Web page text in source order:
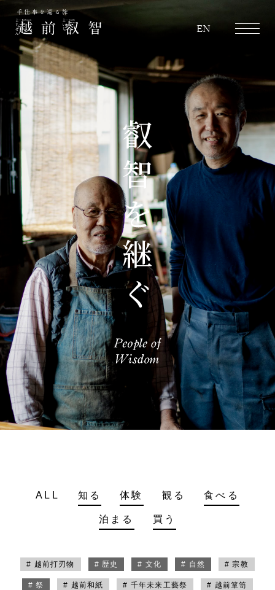
EN
ALL 知る 体験 観る 食べる
泊まる 買う
# 越前打刃物 # 歴史 # 文化 # 自然 # 宗教
# 祭 # 越前和紙 # 千年未来工藝祭 # 越前箪笥